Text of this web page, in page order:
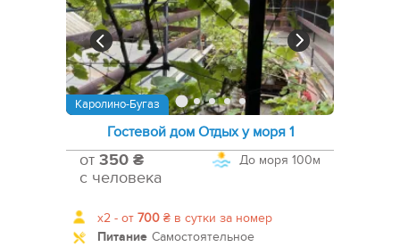
Каролино-Бугаз
Гостевой дом Отдых у моря 1
До моря 100м
от 350 ₴
с человека
x2 - от 700 ₴ в сутки за номер
Питание Самостоятельное